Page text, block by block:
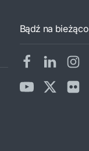
Bądź na bieżąco